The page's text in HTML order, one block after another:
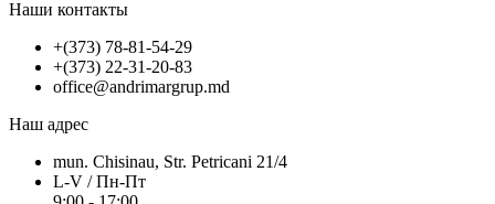
Наши контакты
+(373) 78-81-54-29
+(373) 22-31-20-83
office@andrimargrup.md
Наш адрес
mun. Chisinau, Str. Petricani 21/4
L-V / Пн-Пт